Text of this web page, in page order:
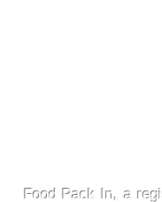
Food Pack In, a